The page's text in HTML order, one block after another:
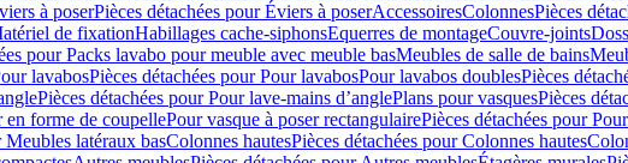
à poserPièces détachées pour Éviers à poserAccessoiresColonnesPièces
de fixationHabillages cache-siphonsEquerres de montageCouvre-joints
pour Packs lavabo pour meuble avec meuble basMeubles de salle de bains
lavabosPièces détachées pour Pour lavabosPour lavabos doublesPièces
Pièces détachées pour Pour lave-mains d’anglePlans pour vasquesPièces
en forme de coupellePour vasque à poser rectangulairePièces détachées pour
Meubles latéraux basColonnes hautesPièces détachées pour Colonnes hautes